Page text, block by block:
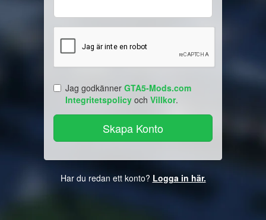
Jag godkänner GTA5-Mods.com
Integritetspolicy och Villkor.
Har du redan ett konto? Logga in här.